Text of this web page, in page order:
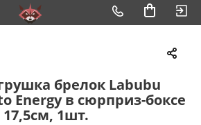
брелок Labubu
Energy в сюрприз-боксе
17,5см, 1шт.